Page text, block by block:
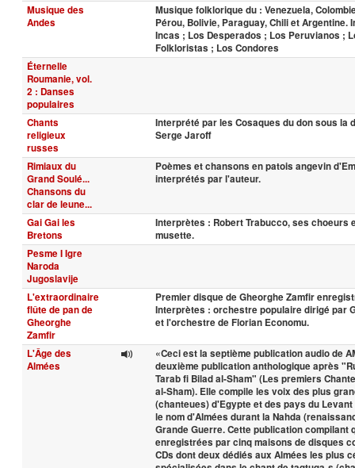
Musique des
Andes
Musique folklorique du : Venezuela,
Pérou, Bolivie, Paraguay, Chili et Argentine.
Incas ; Los Desperados ; Los Peruvianos ;
Folkloristas ; Los Condores
Éternelle
Roumanie, vol.
2 : Danses
populaires
Chants
religieux
russes
Interprété par les Cosaques du don sous la
Serge Jaroff
Rimiaux du
Grand Soulé...
Chansons du
clar de leune...
Poèmes et chansons en patois angevin
interprétés par l'auteur.
Gai Gai les
Bretons
Interprètes : Robert Trabucco, ses choeurs
musette.
Pesme I Igre
Naroda
Jugoslavije
L'extraordinaire
flûte de pan de
Gheorghe
Zamfir
Premier disque de Gheorghe Zamfir
Interprètes : orchestre populaire dirigé par
et l'orchestre de Florian Economu.
L'Âge des
Almées
«Ceci est la septième publication audio de
deuxième publication anthologique après
Tarab fi Bilad al-Sham" (Les premiers
al-Sham). Elle compile les voix des plus
(chanteues) d'Egypte et des pays du
le nom d'Almées durant la Nahda
Grande Guerre. Cette publication compilant
enregistrées par cinq maisons de disques
CDs dont deux dédiés aux Almées les plus